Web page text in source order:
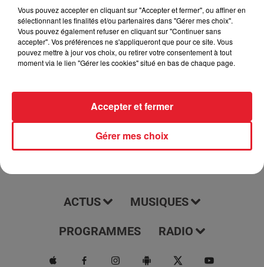
podcast tous les jours à 7h15. Il vous offre une couverture
complète et à jour des dernières nouvelles, des événements
et des tendances de ces régions. Écoutez-le pour rester
informé et être au courant de tout ce qui se passe dans votre
région.
ACTUS MUSIQUES
PROGRAMMES RADIO
Vous pouvez accepter en cliquant sur "Accepter et fermer", ou affiner en
sélectionnant les finalités et/ou partenaires dans "Gérer mes choix".
Vous pouvez également refuser en cliquant sur "Continuer sans
accepter". Vos préférences ne s'appliqueront que pour ce site. Vous
pouvez mettre à jour vos choix, ou retirer votre consentement à tout
moment via le lien "Gérer les cookies" situé en bas de chaque page.
Gérer mes choix
Accepter et fermer